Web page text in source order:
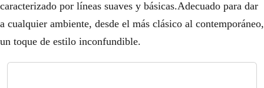
caracterizado por líneas suaves y básicas.Adecuado para dar
a cualquier ambiente, desde el más clásico al contemporáneo,
un toque de estilo inconfundible.